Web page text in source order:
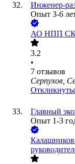
Инженер-
Опыт 3-6
АО НПП
3.2
•
7 отзывов
Серпухов,
Главный
Опыт 1-3